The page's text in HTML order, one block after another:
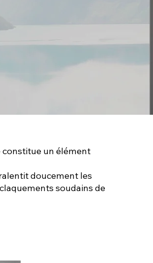
constitue un élément
doucement les
soudains de